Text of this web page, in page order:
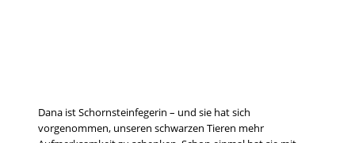
Dana ist Schornsteinfegerin – und sie hat sich
vorgenommen, unseren schwarzen Tieren mehr